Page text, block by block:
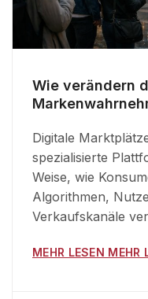
Wie verändern
Digitale
spezialisierte
Weise, wie
Algorithmen,
Verkaufskanäle
MEHR LESEN MEHR